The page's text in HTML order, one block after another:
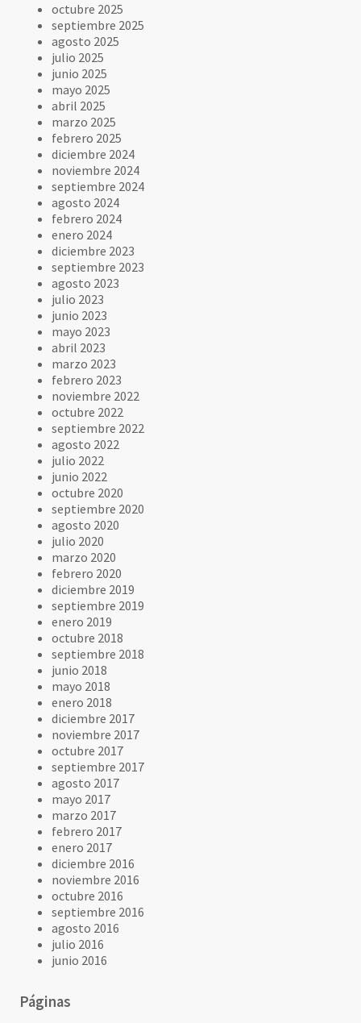
octubre 2025
septiembre 2025
agosto 2025
julio 2025
junio 2025
mayo 2025
abril 2025
marzo 2025
febrero 2025
diciembre 2024
noviembre 2024
septiembre 2024
agosto 2024
febrero 2024
enero 2024
diciembre 2023
septiembre 2023
agosto 2023
julio 2023
junio 2023
mayo 2023
abril 2023
marzo 2023
febrero 2023
noviembre 2022
octubre 2022
septiembre 2022
agosto 2022
julio 2022
junio 2022
octubre 2020
septiembre 2020
agosto 2020
julio 2020
marzo 2020
febrero 2020
diciembre 2019
septiembre 2019
enero 2019
octubre 2018
septiembre 2018
junio 2018
mayo 2018
enero 2018
diciembre 2017
noviembre 2017
octubre 2017
septiembre 2017
agosto 2017
mayo 2017
marzo 2017
febrero 2017
enero 2017
diciembre 2016
noviembre 2016
octubre 2016
septiembre 2016
agosto 2016
julio 2016
junio 2016
Páginas